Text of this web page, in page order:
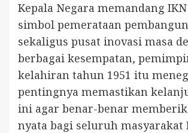
Kepala Negara memandang
simbol pemerataan
sekaligus pusat inovasi masa
berbagai kesempatan,
kelahiran tahun 1951 itu
pentingnya memastikan
ini agar benar-benar
nyata bagi seluruh masyarakat